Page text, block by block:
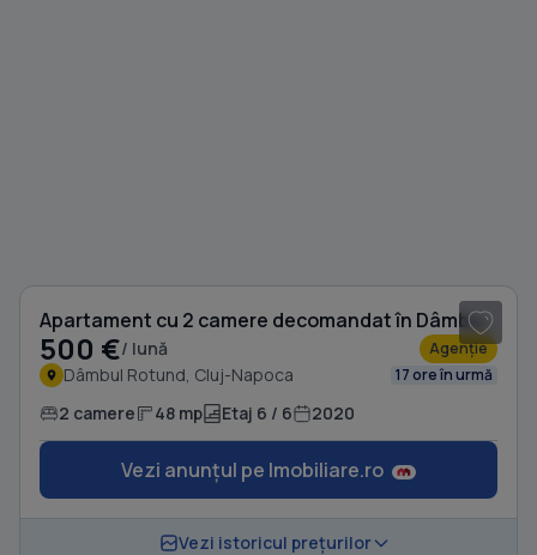
Apartament cu 2 camere decomandat în Dâmbul Rotund
500 €/ lună Agenție
Dâmbul Rotund, Cluj-Napoca 17 ore în urmă
2 camere 48 mp Etaj 6 / 6 2020
Vezi anunțul pe Imobiliare.ro
Vezi istoricul prețurilor